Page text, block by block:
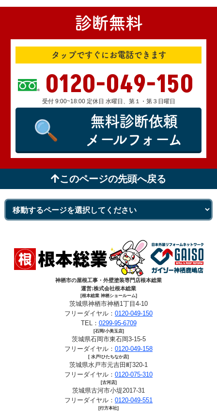
診断無料
タップですぐにお電話できます
0120-049-150
受付 9:00~18:00 定休日 水曜日、第１・第３日曜日
無料診断依頼
メールフォーム
このページの先頭へ戻る
神栖市の屋根工事・外壁塗装専門店根本総業
運営:株式会社根本総業
[根本総業 神栖ショールーム]
茨城県神栖市神栖1丁目4-10
フリーダイヤル： 0120-049-150
TEL： 0299-95-6709
[石岡/小美玉店]
茨城県石岡市東石岡3-15-5
フリーダイヤル： 0120-049-158
[ 水戸/ひたちなか店]
茨城県水戸市元吉田町320-1
フリーダイヤル： 0120-075-310
[古河店]
茨城県古河市小堤2017-31
フリーダイヤル： 0120-049-551
[行方本社]